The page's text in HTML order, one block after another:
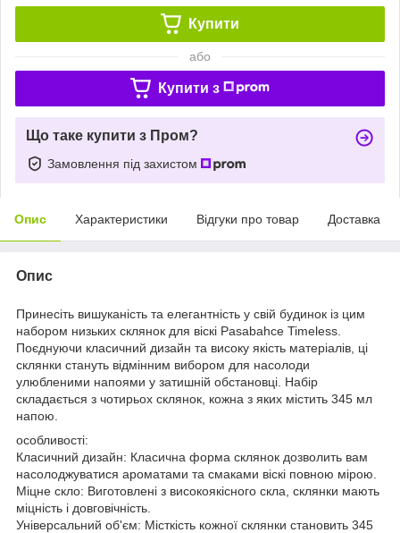
Купити
або
Купити з
Що таке купити з Пром?
Замовлення під захистом
Опис Характеристики Відгуки про товар Доставка
Опис
Принесіть вишуканість та елегантність у свій будинок із цим
набором низьких склянок для віскі Pasabahce Timeless.
Поєднуючи класичний дизайн та високу якість матеріалів, ці
склянки стануть відмінним вибором для насолоди
улюбленими напоями у затишній обстановці. Набір
складається з чотирьох склянок, кожна з яких містить 345 мл
напою.
особливості:
Класичний дизайн: Класична форма склянок дозволить вам
насолоджуватися ароматами та смаками віскі повною мірою.
Міцне скло: Виготовлені з високоякісного скла, склянки мають
міцність і довговічність.
Універсальний об'єм: Місткість кожної склянки становить 345